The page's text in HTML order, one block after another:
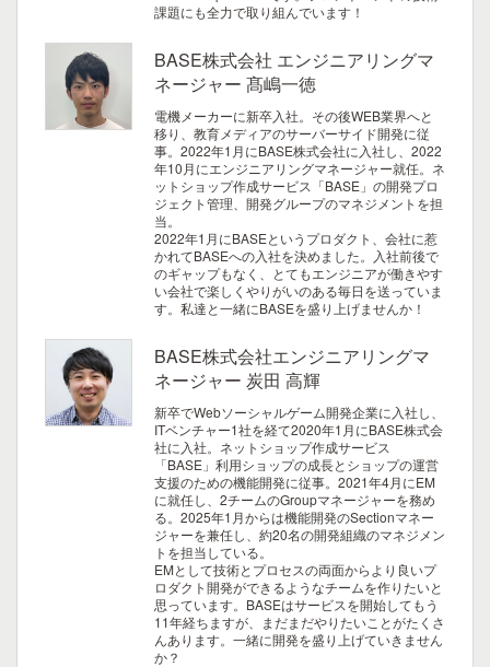
課題にも全力で取り組んでいます！
BASE株式会社 エンジニアリングマ
ネージャー 髙嶋一徳
電機メーカーに新卒入社。その後WEB業界へと
移り、教育メディアのサーバーサイド開発に従
事。2022年1月にBASE株式会社に入社し、2022
年10月にエンジニアリングマネージャー就任。ネ
ットショップ作成サービス「BASE」の開発プロ
ジェクト管理、開発グループのマネジメントを担
当。
2022年1月にBASEというプロダクト、会社に惹
かれてBASEへの入社を決めました。入社前後で
のギャップもなく、とてもエンジニアが働きやす
い会社で楽しくやりがいのある毎日を送っていま
す。私達と一緒にBASEを盛り上げませんか！
BASE株式会社エンジニアリングマ
ネージャー 炭田 高輝
新卒でWebソーシャルゲーム開発企業に入社し、
ITベンチャー1社を経て2020年1月にBASE株式会
社に入社。ネットショップ作成サービス
「BASE」利用ショップの成長とショップの運営
支援のための機能開発に従事。2021年4月にEM
に就任し、2チームのGroupマネージャーを務め
る。2025年1月からは機能開発のSectionマネー
ジャーを兼任し、約20名の開発組織のマネジメン
トを担当している。
EMとして技術とプロセスの両面からより良いプ
ロダクト開発ができるようなチームを作りたいと
思っています。BASEはサービスを開始してもう
11年経ちますが、まだまだやりたいことがたくさ
んあります。一緒に開発を盛り上げていきません
か？